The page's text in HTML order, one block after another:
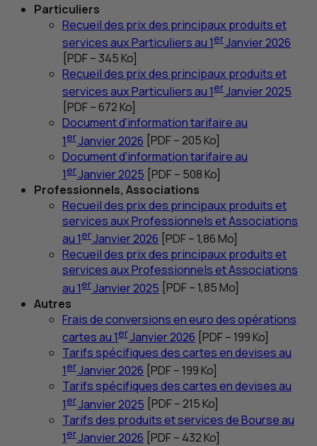
Particuliers
Recueil des prix des principaux produits et
services aux Particuliers au 1erJanvier 2026
PDF– 345Ko]
Recueil des prix des principaux produits et
services aux Particuliers au 1erJanvier 2025
PDF– 672Ko]
Document d’information tarifaire au
1erJanvier 2026 PDF– 205Ko]
Document d’information tarifaire au
1erJanvier 2025 PDF– 508Ko]
Professionnels, Associations
Recueil des prix des principaux produits et
services aux Professionnels et Associations
au 1erJanvier 2026 PDF– 1,86Mo]
Recueil des prix des principaux produits et
services aux Professionnels et Associations
au 1erJanvier 2025 PDF– 1,85Mo]
Autres
Frais de conversions en euro des opérations
cartes au 1erJanvier 2026 PDF– 199Ko]
Tarifs spécifiques des cartes en devises au
1erJanvier 2026 PDF– 199Ko]
Tarifs spécifiques des cartes en devises au
1erJanvier 2025 PDF– 215Ko]
Tarifs des produits et services de Bourse au
1erJanvier 2026 PDF– 432Ko]